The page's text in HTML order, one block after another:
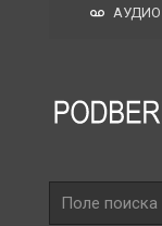
АУДИО
поиска